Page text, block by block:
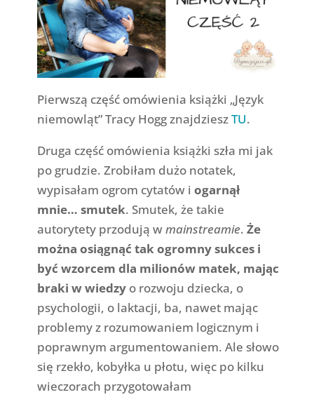
Pierwszą część omówienia książki „Język
niemowląt” Tracy Hogg znajdzieszTU.
Druga część omówienia książki szła mi jak
po grudzie. Zrobiłam dużo notatek,
wypisałam ogrom cytatów i ogarnął
mnie… smutek. Smutek, że takie
autorytety przodują wmainstreamie.Że
można osiągnąć tak ogromny sukces i
być wzorcem dla milionów matek, mając
braki w wiedzy o rozwoju dziecka, o
psychologii, o laktacji, ba, nawet mając
problemy z rozumowaniem logicznym i
poprawnym argumentowaniem. Ale słowo
się rzekło, kobyłka u płotu, więc po kilku
wieczorach przygotowałam